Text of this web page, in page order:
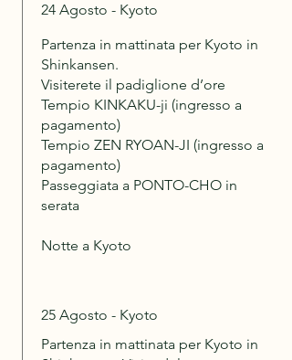
24 Agosto - Kyoto
Partenza in mattinata per Kyoto in
Shinkansen.
Visiterete il padiglione d’ore
Tempio KINKAKU-ji (ingresso a
pagamento)
Tempio ZEN RYOAN-JI (ingresso a
pagamento)
Passeggiata a PONTO-CHO in
serata
Notte a Kyoto
25 Agosto - Kyoto
Partenza in mattinata per Kyoto in